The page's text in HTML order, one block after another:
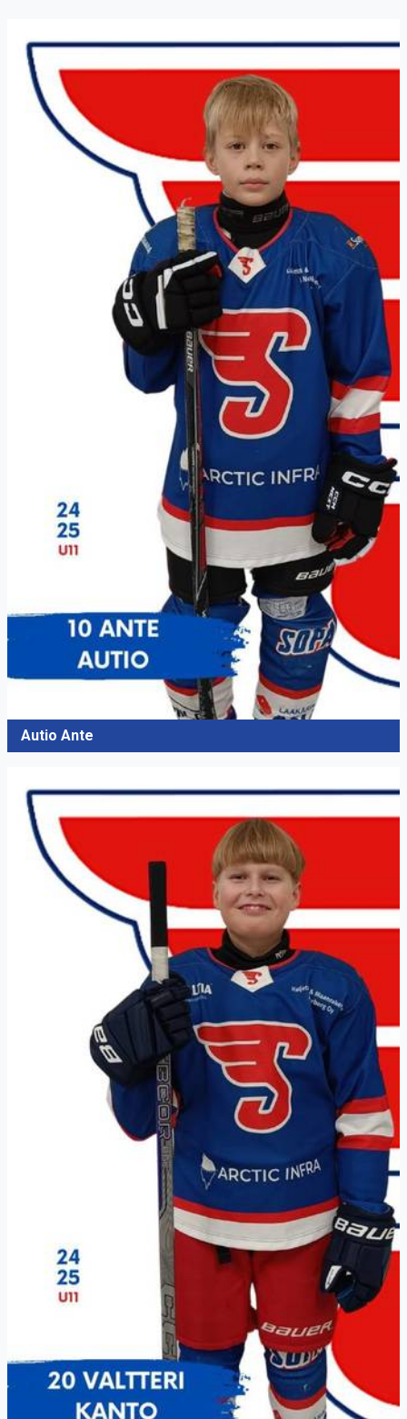
Autio Ante